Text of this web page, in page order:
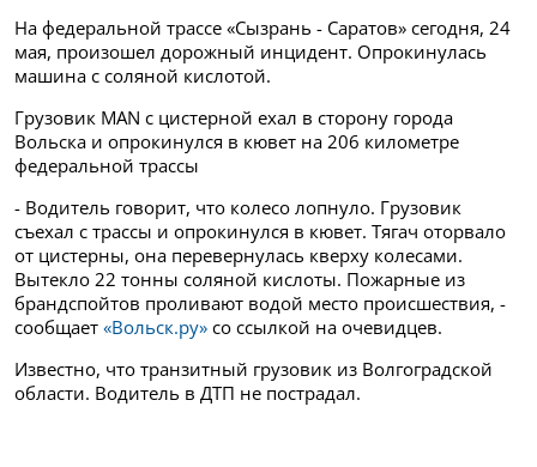
На федеральной трассе «Сызрань - Саратов» сегодня, 24
мая, произошел дорожный инцидент. Опрокинулась
машина с соляной кислотой.
Грузовик MAN с цистерной ехал в сторону города
Вольска и опрокинулся в кювет на 206 километре
федеральной трассы
- Водитель говорит, что колесо лопнуло. Грузовик
съехал с трассы и опрокинулся в кювет. Тягач оторвало
от цистерны, она перевернулась кверху колесами.
Вытекло 22 тонны соляной кислоты. Пожарные из
брандспойтов проливают водой место происшествия, -
сообщает «Вольск.ру» со ссылкой на очевидцев.
Известно, что транзитный грузовик из Волгоградской
области. Водитель в ДТП не пострадал.